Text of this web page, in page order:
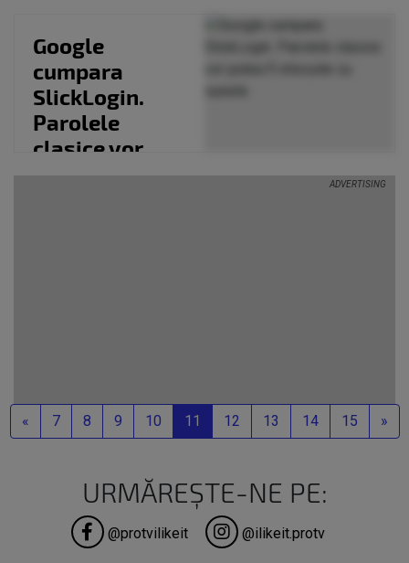
putea face
asta cat...
Google
cumpara
SlickLogin.
Parolele
clasice vor
«Previous
7 8 9 10 11 12 13 14 15 »
URMĂREȘTE-NE PE:
@protvilikeit @ilikeit.protv